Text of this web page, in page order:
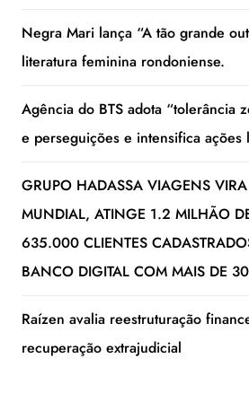
Negra Mari lança “A tão grande
literatura feminina rondoniense.
Agência do BTS adota “tolerância
e perseguições e intensifica ações
GRUPO HADASSA VIAGENS VIRA
MUNDIAL, ATINGE 1.2 MILHÃO
635.000 CLIENTES
BANCO DIGITAL COM MAIS DE
Raízen avalia reestruturação
recuperação extrajudicial